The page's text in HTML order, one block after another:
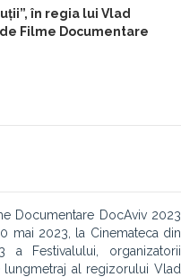
în regia lui Vlad
Filme Documentare
Documentare DocAviv 2023
mai 2023, la Cinemateca din
a Festivalului, organizatorii
al regizorului Vlad